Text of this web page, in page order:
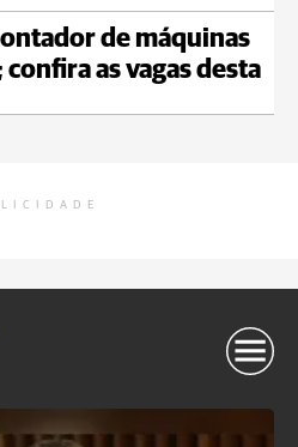
de máquinas
as vagas desta